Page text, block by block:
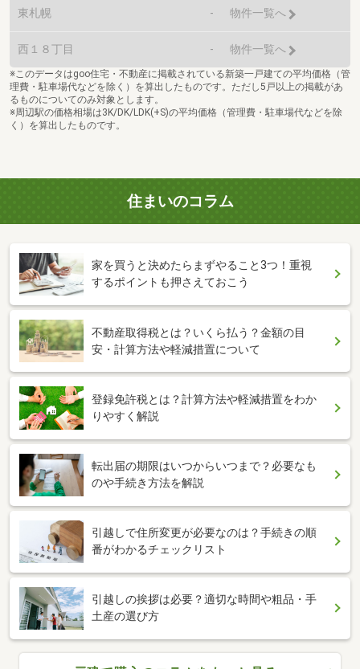
東札幌 - 物件一覧へ
西１８丁目 - 物件一覧へ
※このデータはgoo住宅・不動産に掲載されている新築一戸建ての平均価格（管
理費・駐車場代などを除く）を算出したものです。ただし5戸以上の掲載があ
るものについてのみ対象とします。
※周辺駅の価格相場は3K/DK/LDK(+S)の平均価格（管理費・駐車場代などを除
く）を算出したものです。
住まいのコラム
家を買うと決めたらまずやること3つ！重視
するポイントも押さえておこう
不動産取得税とは？いくら払う？金額の目
安・計算方法や軽減措置について
登録免許税とは？計算方法や軽減措置をわか
りやすく解説
転出届の期限はいつからいつまで？必要なも
のや手続き方法を解説
引越しで住所変更が必要なのは？手続きの順
番がわかるチェックリスト
引越しの挨拶は必要？適切な時間や粗品・手
土産の選び方